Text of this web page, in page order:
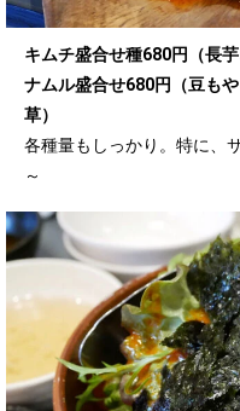
キムチ盛合せ種680円（長芋
ナムル盛合せ680円（豆も
草）
各種量もしっかり。特に、
～